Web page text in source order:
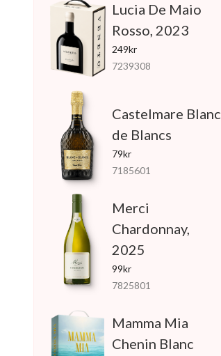
Lucia De Maio
Rosso, 2023
249kr
7239308
Castelmare Blanc
de Blancs
79kr
7185601
Merci
Chardonnay,
2025
99kr
7825801
Mamma Mia
Chenin Blanc